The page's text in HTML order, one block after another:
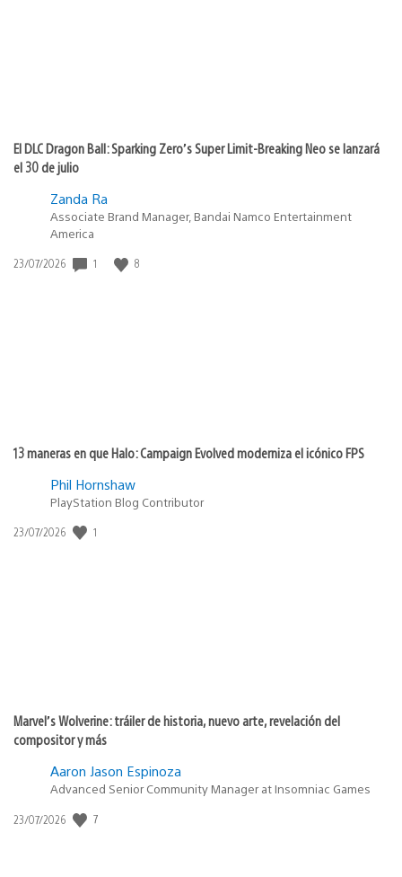
El DLC Dragon Ball: Sparking Zero’s Super Limit-Breaking Neo se lanzará
el 30 de julio
Zanda Ra
Associate Brand Manager, Bandai Namco Entertainment
America
Fecha
23/07/2026 1 8
13 maneras en que Halo: Campaign Evolved moderniza el icónico FPS
Phil Hornshaw
PlayStation Blog Contributor
Fecha
23/07/2026 1
Marvel’s Wolverine: tráiler de historia, nuevo arte, revelación del
compositor y más
Aaron Jason Espinoza
Advanced Senior Community Manager at Insomniac Games
Fecha
23/07/2026 7